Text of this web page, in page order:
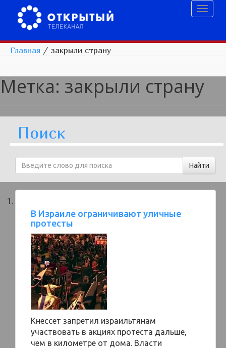
Главная / закрыли страну
Метка: закрыли страну
Поиск
В Израиле ограничивают уличные
протесты
Кнессет запретил израильтянам
участвовать в акциях протеста дальше,
чем в километре от дома. Власти